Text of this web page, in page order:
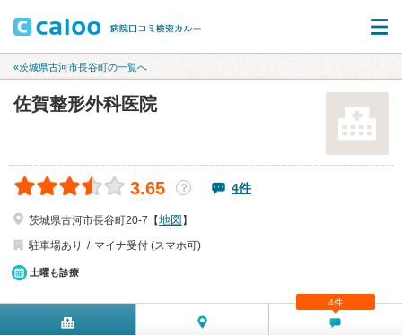
«茨城県古河市長谷町の一覧へ
佐賀整形外科医院
3.65 ？ 4件
茨城県古河市長谷町20-7【地図 】
駐車場あり
マイナ受付 (スマホ可)
土曜も診療
4件